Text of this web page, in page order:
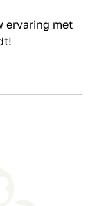
ervaring met